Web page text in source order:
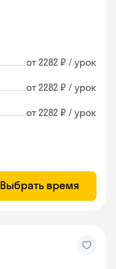
от 2282 ₽ / урок
от 2282 ₽ / урок
от 2282 ₽ / урок
Выбрать время